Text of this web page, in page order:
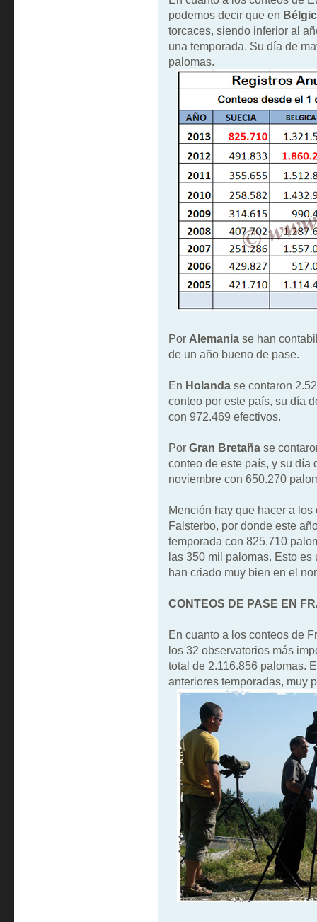
podemos decir que en
torcaces, siendo inferior al
una temporada. Su día de
palomas.
Por Alemania se han
de un año bueno de pase.
En Holandase contaron
conteo por este país, su día
con 972.469 efectivos.
Por Gran Bretañase
conteo de este país, y su día
noviembre con 650.270
Mención hay que hacer a
Falsterbo, por donde este
temporada con 825.710
las 350 mil palomas. Esto
han criado muy bien en el
CONTEOS DE PASE EN
En cuanto a los conteos de
los 32 observatorios más
total de 2.116.856 palomas.
anteriores temporadas, muy